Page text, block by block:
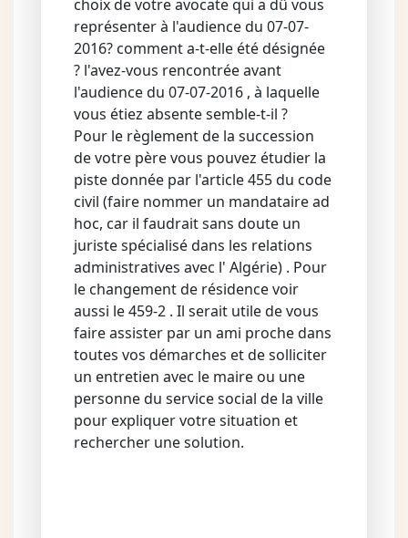
choix de votre avocate qui a dû vous
représenter à l'audience du 07-07-
2016? comment a-t-elle été désignée
? l'avez-vous rencontrée avant
l'audience du 07-07-2016 , à laquelle
vous étiez absente semble-t-il ?
Pour le règlement de la succession
de votre père vous pouvez étudier la
piste donnée par l'article 455 du code
civil (faire nommer un mandataire ad
hoc, car il faudrait sans doute un
juriste spécialisé dans les relations
administratives avec l' Algérie) . Pour
le changement de résidence voir
aussi le 459-2 . Il serait utile de vous
faire assister par un ami proche dans
toutes vos démarches et de solliciter
un entretien avec le maire ou une
personne du service social de la ville
pour expliquer votre situation et
rechercher une solution.